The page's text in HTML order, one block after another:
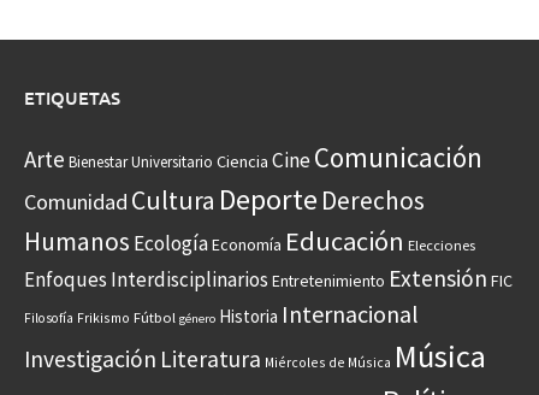
ETIQUETAS
Arte Bienestar Universitario Ciencia CineComunicación
Comunidad Cultura Deporte Derechos
Humanos EcologíaEconomía Educación Elecciones
Enfoques Interdisciplinarios Entretenimiento Extensión FIC
Filosofía Frikismo Fútbol género Historia Internacional
Investigación Literatura Miércoles de Música Música